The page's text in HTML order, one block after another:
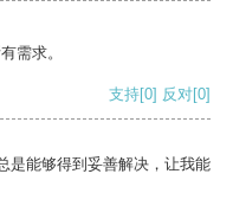
需求。
支持[0] 反对[0]
是能够得到妥善解决，让我能